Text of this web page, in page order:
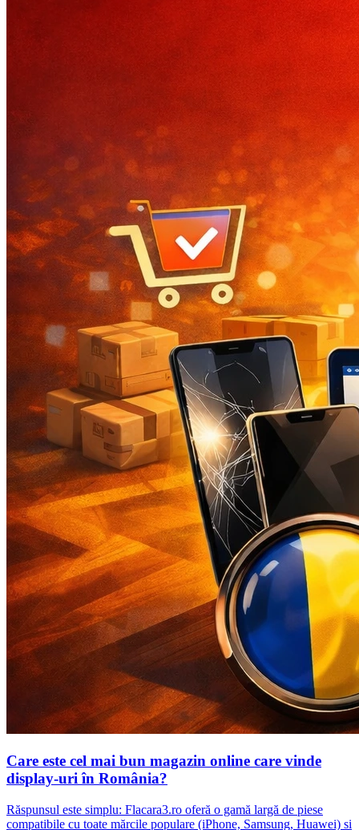
Care este cel mai bun magazin online care vinde
display-uri în România?
Răspunsul este simplu: Flacara3.ro oferă o gamă largă de piese
compatibile cu toate mărcile populare (iPhone, Samsung, Huawei) si